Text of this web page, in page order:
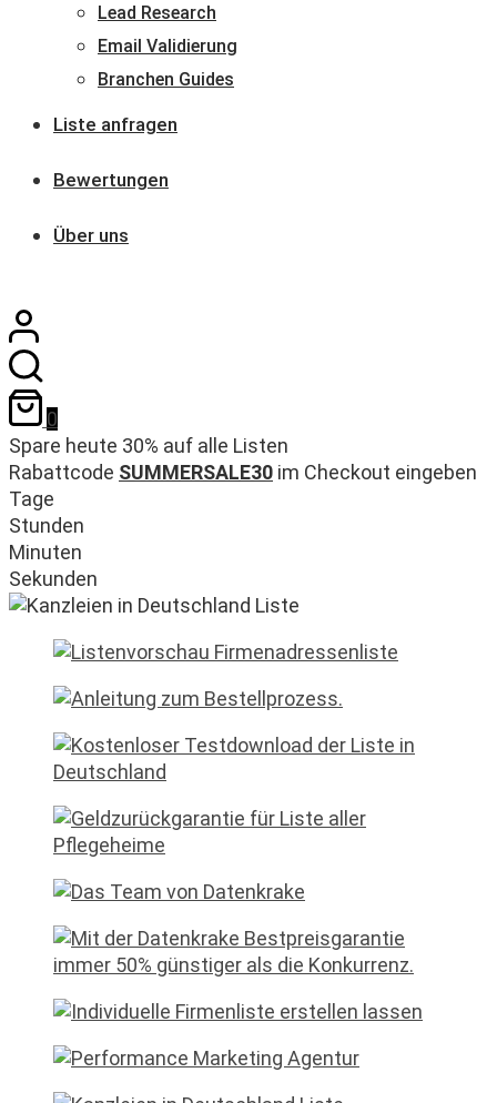
Lead Research
Email Validierung
Branchen Guides
Liste anfragen
Bewertungen
Über uns
0
Spare heute 30% auf alle Listen
Rabattcode SUMMERSALE30 im Checkout eingeben
Tage
Stunden
Minuten
Sekunden